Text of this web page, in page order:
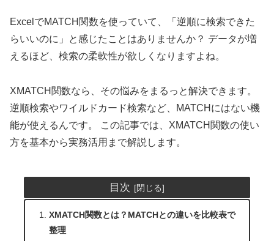
ExcelでMATCH関数を使っていて、「逆順に検索できた
らいいのに」と感じたことはありませんか？ データが増
えるほど、検索の柔軟性が欲しくなりますよね。
XMATCH関数なら、その悩みをまるっと解決できます。
逆順検索やワイルドカード検索など、MATCHにはない機
能が使えるんです。 この記事では、XMATCH関数の使い
方を基本から実務活用まで解説します。
目次
XMATCH関数とは？MATCHとの違いを比較表で
整理